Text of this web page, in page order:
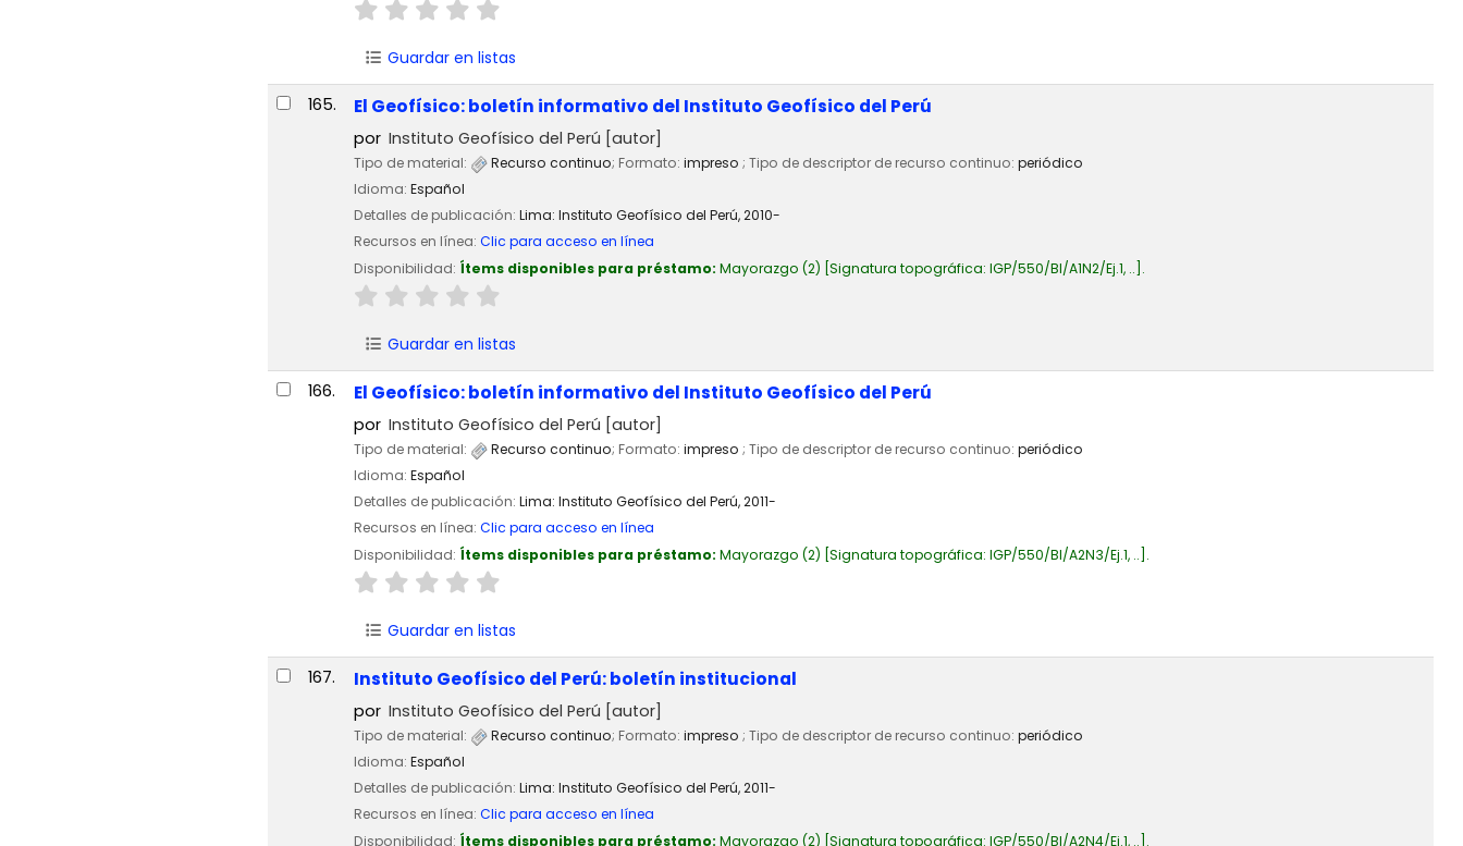
Guardar en listas
165. El Geofísico: boletín informativo del Instituto Geofísico del Perú
por Instituto Geofísico del Perú [autor]
Tipo de material: Recurso continuo; Formato: impreso ; Tipo de descriptor de recurso continuo: periódico
Idioma: Español
Detalles de publicación: Lima: Instituto Geofísico del Perú,2010-
Recursos en línea: Clic para acceso en línea
Disponibilidad: Ítems disponibles para préstamo: Mayorazgo (2) Signatura topográfica: IGP/550/BI/A1N2/Ej.1, .. .
Guardar en listas
166. El Geofísico: boletín informativo del Instituto Geofísico del Perú
por Instituto Geofísico del Perú [autor]
Tipo de material: Recurso continuo; Formato: impreso ; Tipo de descriptor de recurso continuo: periódico
Idioma: Español
Detalles de publicación: Lima: Instituto Geofísico del Perú,2011-
Recursos en línea: Clic para acceso en línea
Disponibilidad: Ítems disponibles para préstamo: Mayorazgo (2) Signatura topográfica: IGP/550/BI/A2N3/Ej.1, .. .
Guardar en listas
167. Instituto Geofísico del Perú: boletín institucional
por Instituto Geofísico del Perú [autor]
Tipo de material: Recurso continuo; Formato: impreso ; Tipo de descriptor de recurso continuo: periódico
Idioma: Español
Detalles de publicación: Lima: Instituto Geofísico del Perú,2011-
Recursos en línea: Clic para acceso en línea
Disponibilidad: Ítems disponibles para préstamo: Mayorazgo (2) Signatura topográfica: IGP/550/BI/A2N4/Ej.1, .. .